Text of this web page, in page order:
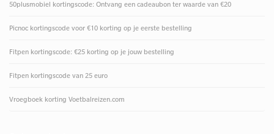
50plusmobiel kortingscode: Ontvang een cadeaubon ter waarde van €20
Picnoc kortingscode voor €10 korting op je eerste bestelling
Fitpen kortingscode: €25 korting op je jouw bestelling
Fitpen kortingscode van 25 euro
Vroegboek korting Voetbalreizen.com